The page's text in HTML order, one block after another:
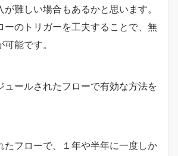
難しい場合もあるかと思います。
ーのトリガーを工夫することで、無
能です。
ュールされたフローで有効な方法を
たフローで、１年や半年に一度しか